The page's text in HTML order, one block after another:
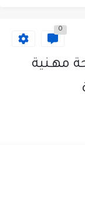
مطلوب عامل نظافة عدد 2 بدوام كامل او جزئي في...
0